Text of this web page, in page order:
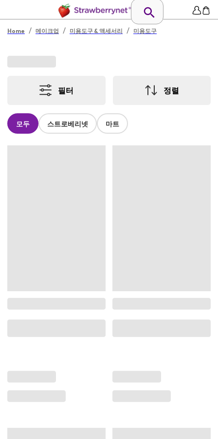
Home / 메이크업 / 미용도구 & 액세서리 / 미용도구
필터 정렬
모두 스트로베리넷 마트